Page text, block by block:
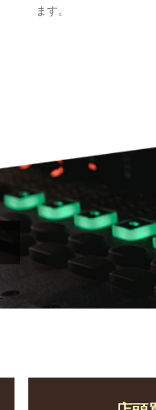
ます。